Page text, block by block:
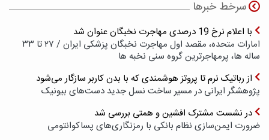
سرخط خبرها
با اعلام نرخ 19 درصدی مهاجرت نخبگان عنوان شد
امارات متحده، مقصد اول مهاجرت نخبگان پزشکی ایران / ۲۷ تا ۳۳
ساله ها، پرمهاجرترین گروه سنی نخبه ها
از رباتیک نرم تا پروتز هوشمندی که با بدن کاربر سازگار می‌شود
پژوهشگر ایرانی در مسیر ساخت نسل جدید دست‌های بیونیک
در نشست مشترک افشین و همتی بررسی شد
ضرورت ایمن‌سازی نظام بانکی با رمزنگاری‌های پسا‌کوانتومی